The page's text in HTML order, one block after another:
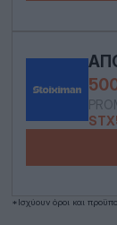
*Ισχύουν όροι και